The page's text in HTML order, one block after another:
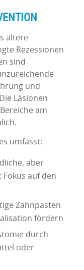
ältere
Rezessionen
sind
und
Läsionen
am
umfasst:
aber
auf den
Zahnpasten
fördern
durch
oder